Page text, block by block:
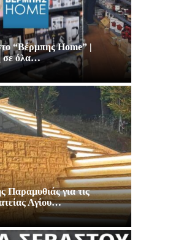
“Βέρμπης Home” |
σε όλα…
Παραμυθιάς για τις
Αγίου…